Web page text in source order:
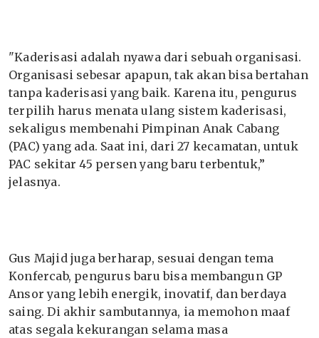
"Kaderisasi adalah nyawa dari sebuah organisasi.
Organisasi sebesar apapun, tak akan bisa bertahan
tanpa kaderisasi yang baik. Karena itu, pengurus
terpilih harus menata ulang sistem kaderisasi,
sekaligus membenahi Pimpinan Anak Cabang
(PAC) yang ada. Saat ini, dari 27 kecamatan, untuk
PAC sekitar 45 persen yang baru terbentuk,”
jelasnya.
Gus Majid juga berharap, sesuai dengan tema
Konfercab, pengurus baru bisa membangun GP
Ansor yang lebih energik, inovatif, dan berdaya
saing. Di akhir sambutannya, ia memohon maaf
atas segala kekurangan selama masa